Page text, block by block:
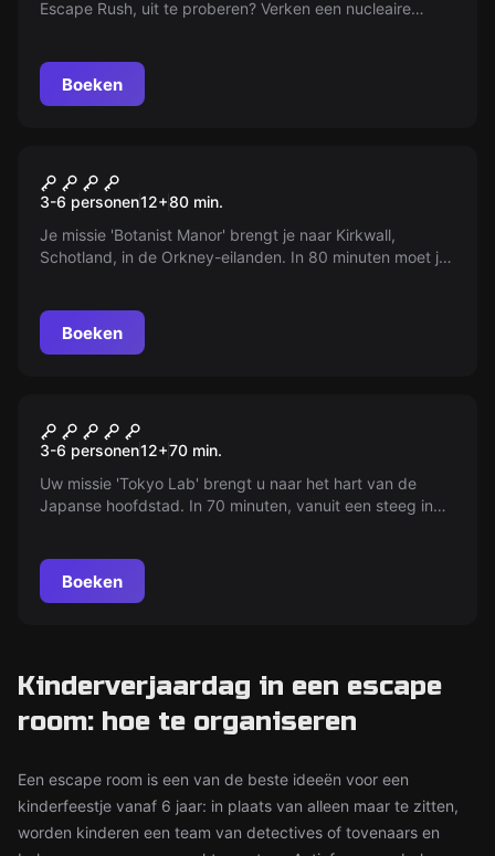
Escape Rush, uit te proberen? Verken een nucleaire
Boeken
Botanist manor
3-6 personen12+80 min.
Je missie 'Botanist Manor' brengt je naar Kirkwall,
Schotland, in de Orkney-eilanden. In 80 minuten moet je
Boeken
Tokyo Lab
3-6 personen12+70 min.
Uw missie 'Tokyo Lab' brengt u naar het hart van de
Japanse hoofdstad. In 70 minuten, vanuit een steeg in
en neutraliseer je een dodelijk virus, gecreëerd door het
mysterieuze 'Crawford Industries'.
Boeken
Kinderverjaardag in een escape
room: hoe te organiseren
Een escape room is een van de beste ideeën voor een
kinderfeestje vanaf 6 jaar: in plaats van alleen maar te zitten,
worden kinderen een team van detectives of tovenaars en